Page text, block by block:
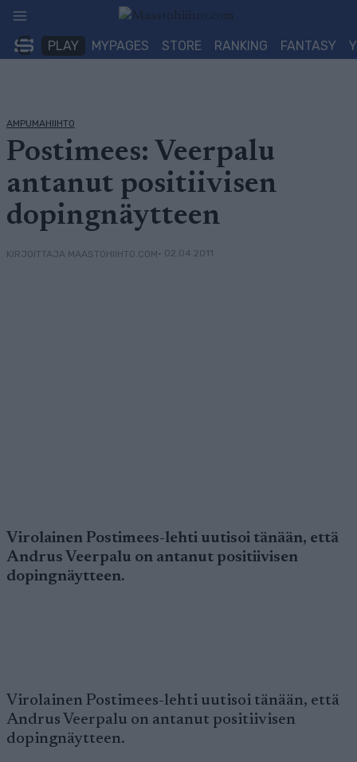
Siirry
PLAY MYPAGES STORE RANKING FANTASY
AMPUMAHIIHTO
Postimees: Veerpalu
antanut positiivisen
dopingnäytteen
KIRJOITTAJA MAASTOHIIHTO.COM• 02.04.2011
Virolainen Postimees-lehti uutisoi tänään, että
Andrus Veerpalu on antanut positiivisen
dopingnäytteen.
Virolainen Postimees-lehti uutisoi tänään, että
Andrus Veerpalu on antanut positiivisen
dopingnäytteen.